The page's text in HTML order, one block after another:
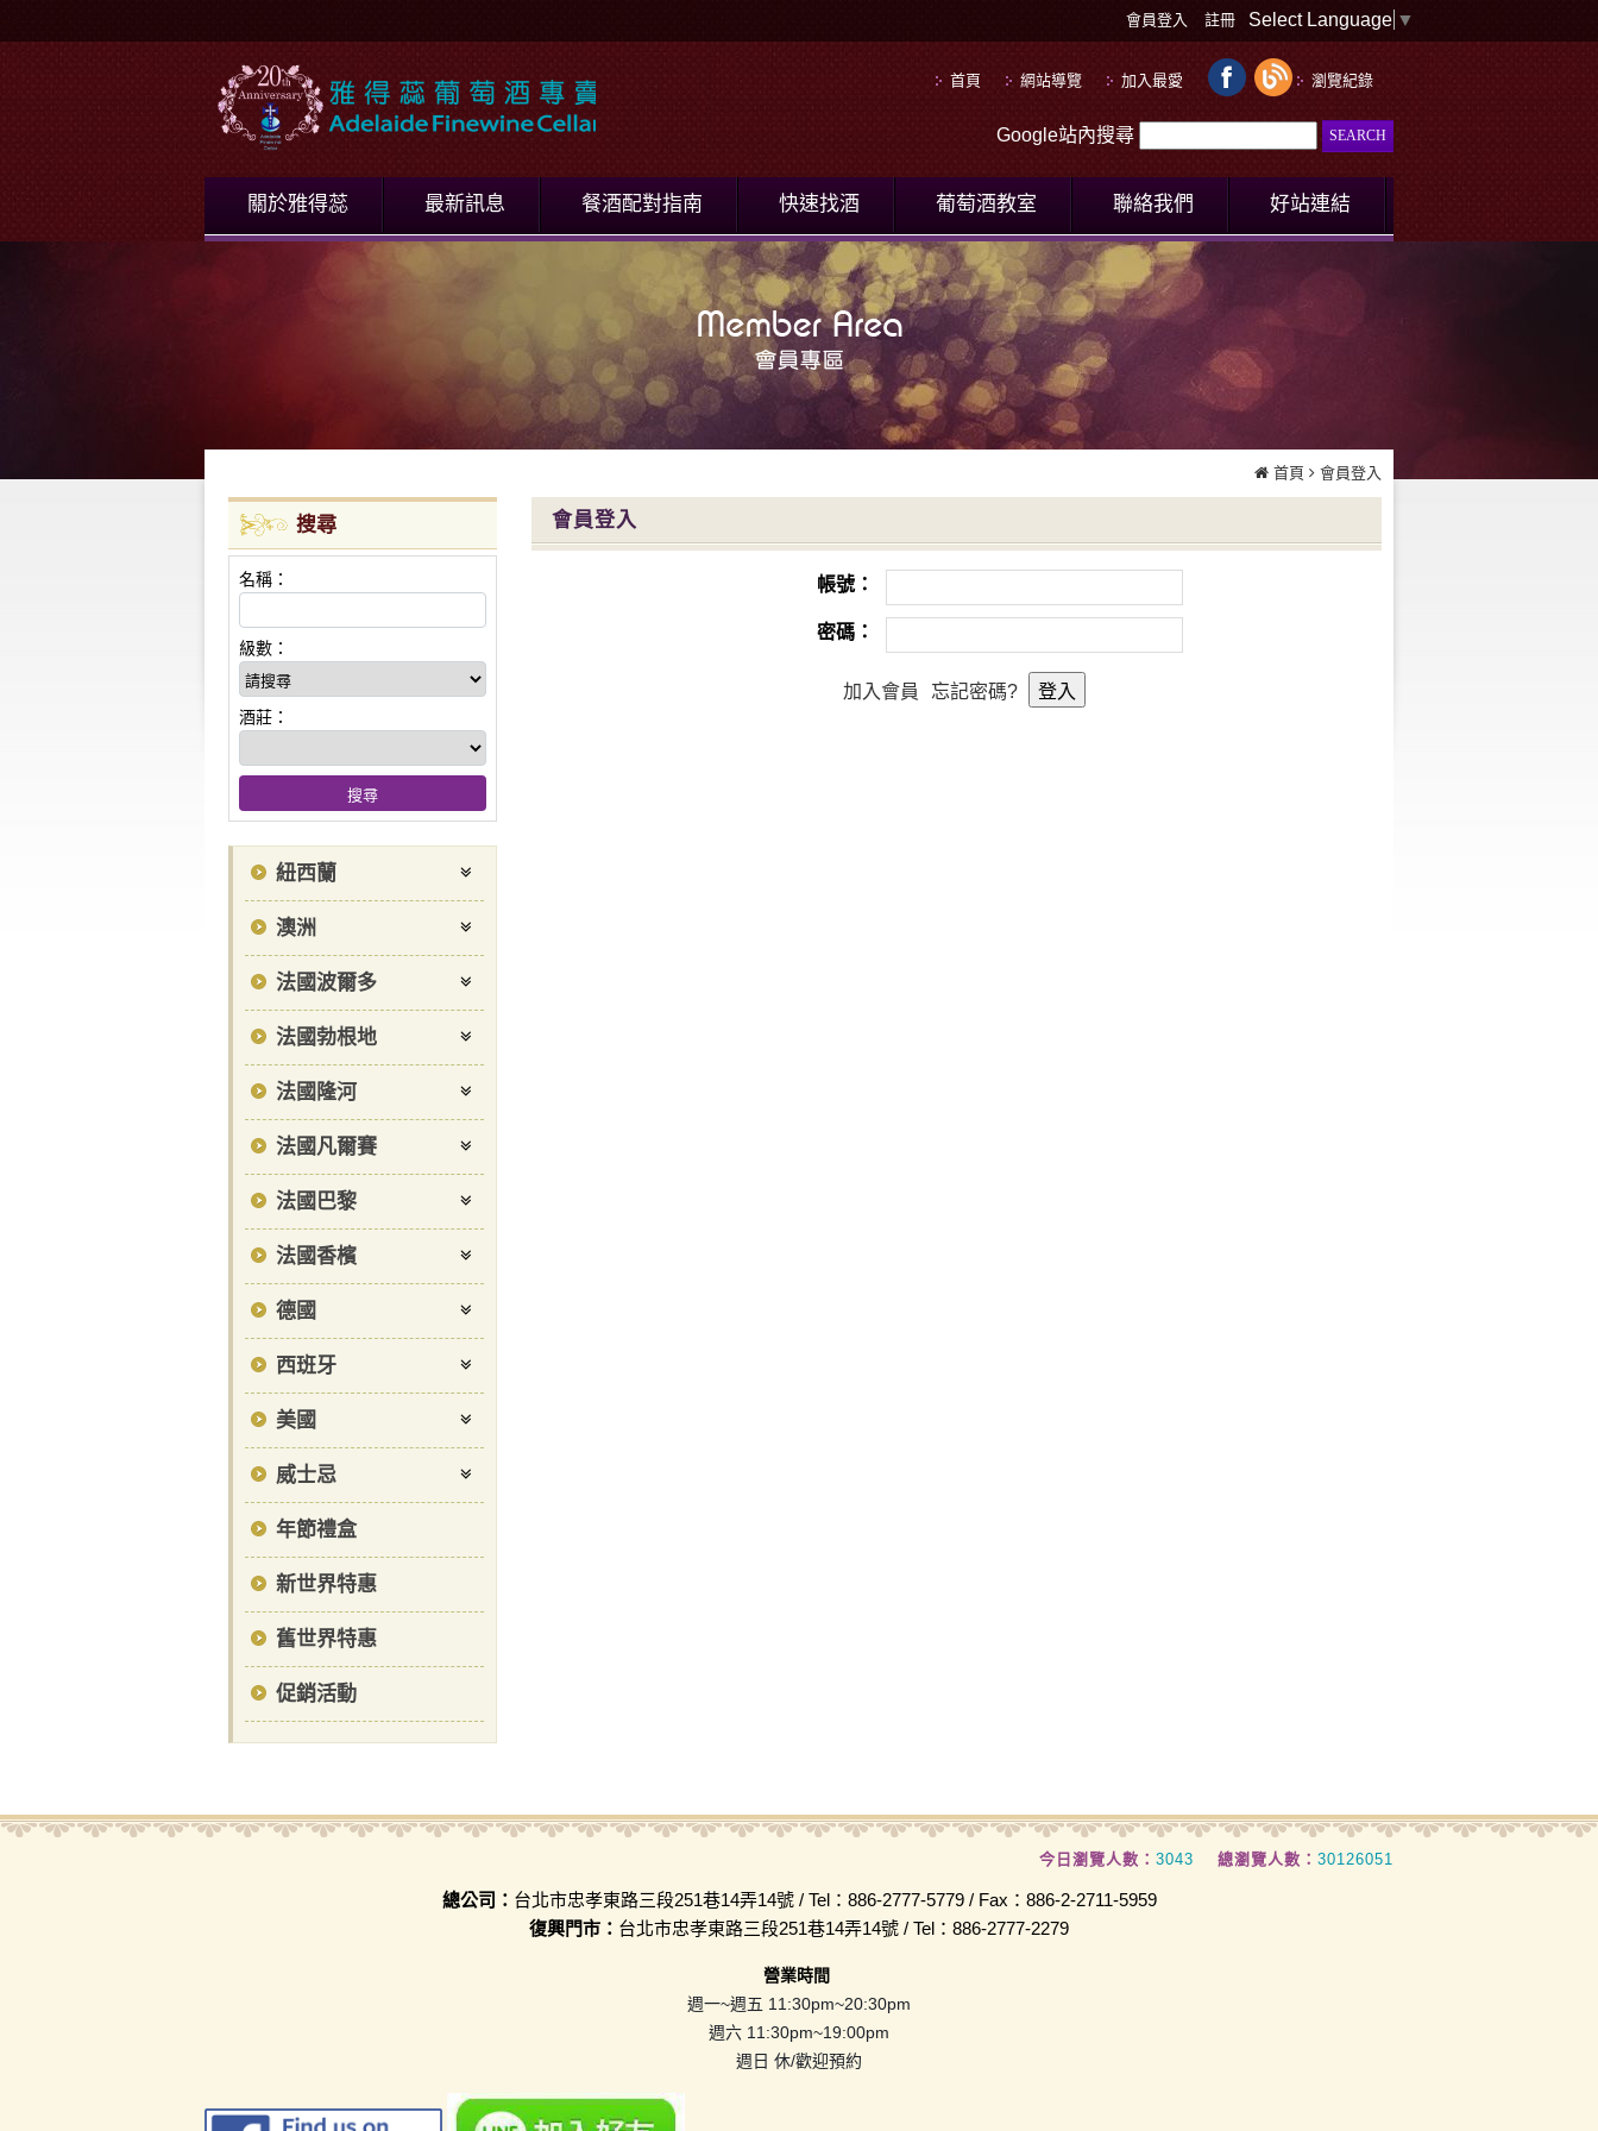
Select Language ▼
會員登入 註冊
首頁 網站導覽 加入最愛 瀏覽紀錄
Google站內搜尋
關於雅得蕊 最新訊息 餐酒配對指南 快速找酒 葡萄酒教室 聯絡我們 好站連結
首頁 會員登入
搜尋
名稱：
級數：
酒莊：
紐西蘭
澳洲
法國波爾多
法國勃根地
法國隆河
法國凡爾賽
法國巴黎
法國香檳
德國
西班牙
美國
威士忌
年節禮盒
新世界特惠
舊世界特惠
促銷活動
會員登入
帳號：
密碼：
加入會員 忘記密碼?
今日瀏覽人數： 3043 總瀏覽人數： 30126051
總公司： 台北市忠孝東路三段251巷14弄14號 / Tel：886-2777-5779 / Fax：886-2-2711-5959
復興門市： 台北市忠孝東路三段251巷14弄14號 / Tel：886-2777-2279
營業時間
週一~週五 11:30pm~20:30pm
週六 11:30pm~19:00pm
週日 休/歡迎預約